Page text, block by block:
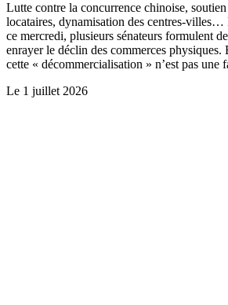
Lutte contre la concurrence chinoise,
locataires, dynamisation des centres-villes…
ce mercredi, plusieurs sénateurs formulent
enrayer le déclin des commerces physiques.
cette « décommercialisation » n’est pas une
Le 1 juillet 2026